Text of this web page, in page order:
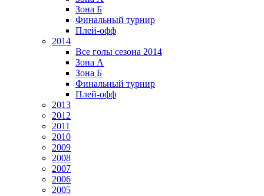
Зона Б
Финальный турнир
Плей-офф
2014
Все голы сезона 2014
Зона А
Зона Б
Финальный турнир
Плей-офф
2013
2012
2011
2010
2009
2008
2007
2006
2005